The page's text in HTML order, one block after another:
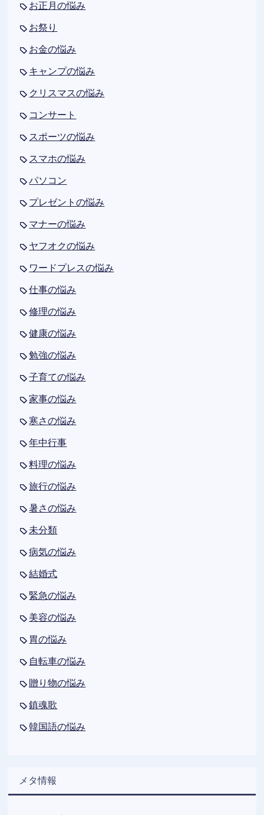
お正月の悩み
お祭り
お金の悩み
キャンプの悩み
クリスマスの悩み
コンサート
スポーツの悩み
スマホの悩み
パソコン
プレゼントの悩み
マナーの悩み
ヤフオクの悩み
ワードプレスの悩み
仕事の悩み
修理の悩み
健康の悩み
勉強の悩み
子育ての悩み
家事の悩み
寒さの悩み
年中行事
料理の悩み
旅行の悩み
暑さの悩み
未分類
病気の悩み
結婚式
緊急の悩み
美容の悩み
胃の悩み
自転車の悩み
贈り物の悩み
鎮魂歌
韓国語の悩み
メタ情報